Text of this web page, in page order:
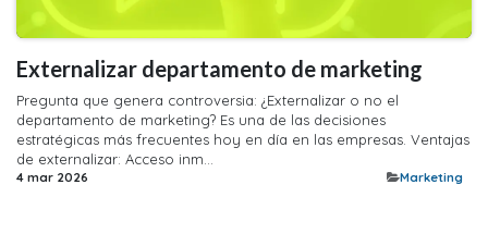
Externalizar departamento de marketing
Pregunta que genera controversia: ¿Externalizar o no el
departamento de marketing? Es una de las decisiones
estratégicas más frecuentes hoy en día en las empresas. Ventajas
de externalizar: Acceso inm...
4 mar 2026 ​Marketing